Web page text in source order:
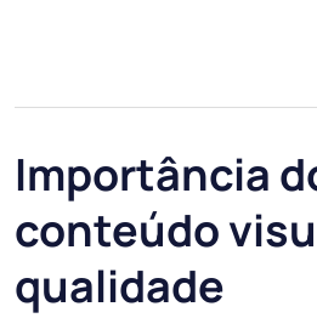
Importância
conteúdo
qualidade